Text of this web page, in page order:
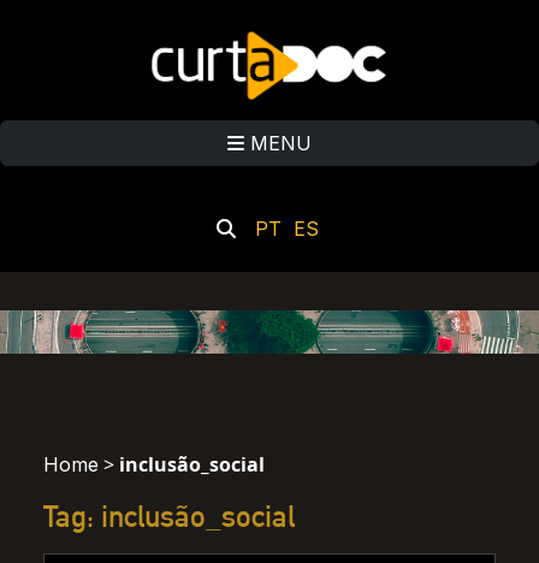
MENU
PT ES
Home > inclusão_social
Tag: inclusão_social